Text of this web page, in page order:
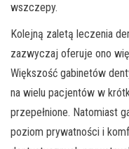
wszczepy.
Kolejną zaletą leczenia
zazwyczaj oferuje ono
Większość gabinetów
na wielu pacjentów w
przepełnione. Natomiast
poziom prywatności i